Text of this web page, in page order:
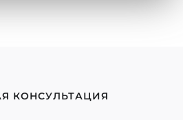
КОНСУЛЬТАЦИЯ